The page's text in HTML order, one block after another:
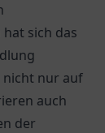
sich das
nicht nur auf
auch
der